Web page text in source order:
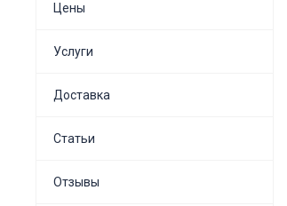
Цены
Услуги
Доставка
Статьи
Отзывы